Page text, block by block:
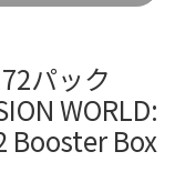
パック
WORLD:
Booster Box